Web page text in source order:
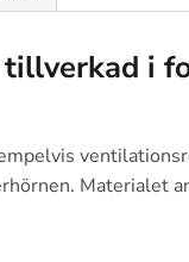
i
Materialet